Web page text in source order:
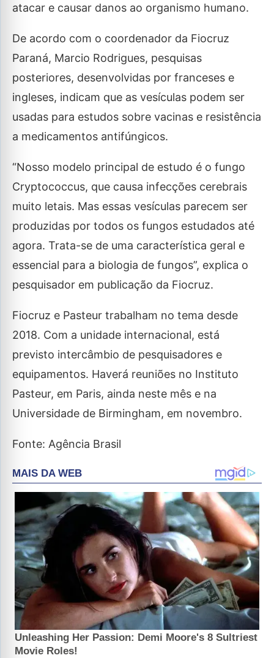
atacar e causar danos ao organismo humano.
De acordo com o coordenador da Fiocruz
Paraná, Marcio Rodrigues, pesquisas
posteriores, desenvolvidas por franceses e
ingleses, indicam que as vesículas podem ser
usadas para estudos sobre vacinas e resistência
a medicamentos antifúngicos.
“Nosso modelo principal de estudo é o fungo
Cryptococcus, que causa infecções cerebrais
muito letais. Mas essas vesículas parecem ser
produzidas por todos os fungos estudados até
agora. Trata-se de uma característica geral e
essencial para a biologia de fungos”, explica o
pesquisador em publicação da Fiocruz.
Fiocruz e Pasteur trabalham no tema desde
2018. Com a unidade internacional, está
previsto intercâmbio de pesquisadores e
equipamentos. Haverá reuniões no Instituto
Pasteur, em Paris, ainda neste mês e na
Universidade de Birmingham, em novembro.
Fonte: Agência Brasil